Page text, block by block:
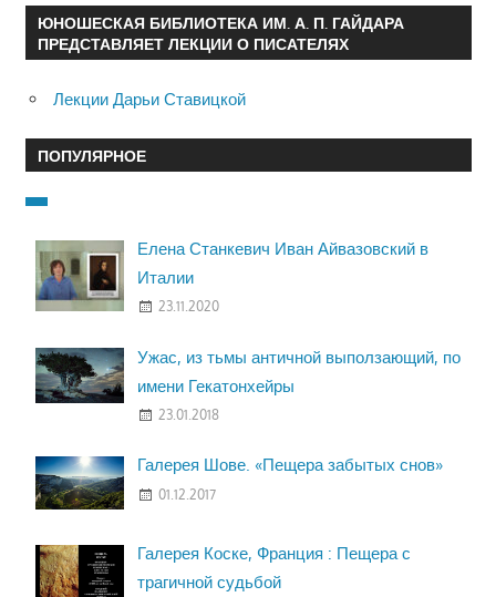
ЮНОШЕСКАЯ БИБЛИОТЕКА ИМ. А. П. ГАЙДАРА
ПРЕДСТАВЛЯЕТ ЛЕКЦИИ О ПИСАТЕЛЯХ
Лекции Дарьи Ставицкой
ПОПУЛЯРНОЕ
Елена Станкевич Иван Айвазовский в
Италии
23.11.2020
Ужас, из тьмы античной выползающий, по
имени Гекатонхейры
23.01.2018
Галерея Шове. «Пещера забытых снов»
01.12.2017
Галерея Коске, Франция : Пещера с
трагичной судьбой